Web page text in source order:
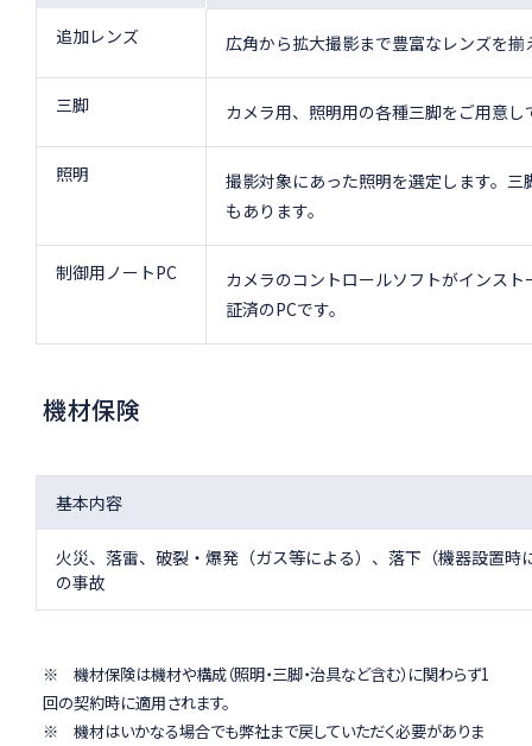
追加レンズ 広角から拡大撮影まで豊富なレンズを揃
三脚 カメラ用、照明用の各種三脚をご用意し
照明
撮影対象にあった照明を選定します。三
もあります。
制御用ノートPC
カメラのコントロールソフトがインス
証済のPCです。
機材保険
基本内容
火災、落雷、破裂・爆発（ガス等による）、落下（機器設置時
の事故
※ 機材保険は機材や構成（照明・三脚・治具など含む）に関わらず1
回の契約時に適用されます。
※ 機材はいかなる場合でも弊社まで戻していただく必要がありま